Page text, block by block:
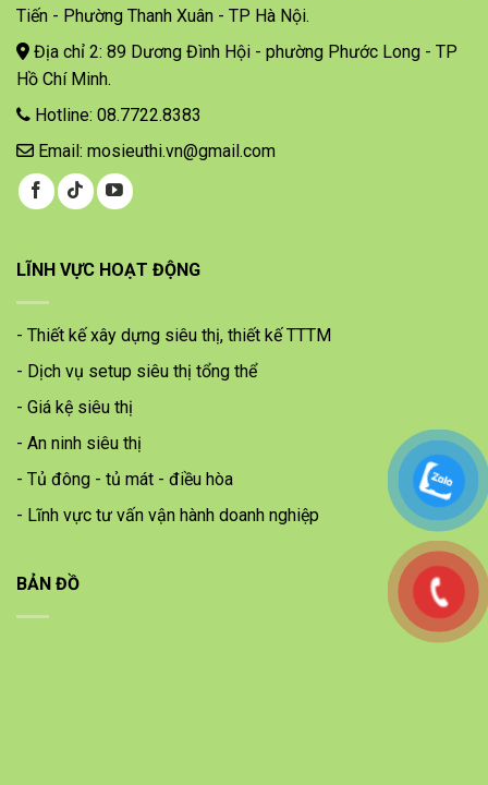
Tiến - Phường Thanh Xuân - TP Hà Nội.
Địa chỉ 2: 89 Dương Đình Hội - phường Phước Long - TP
Hồ Chí Minh.
Hotline: 08.7722.8383
Email: mosieuthi.vn@gmail.com
LĨNH VỰC HOẠT ĐỘNG
- Thiết kế xây dựng siêu thị, thiết kế TTTM
- Dịch vụ setup siêu thị tổng thể
- Giá kệ siêu thị
- An ninh siêu thị
- Tủ đông - tủ mát - điều hòa
- Lĩnh vực tư vấn vận hành doanh nghiệp
BẢN ĐỒ